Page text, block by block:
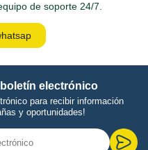
de soporte 24/7.
electrónico
para recibir información
y oportunidades!